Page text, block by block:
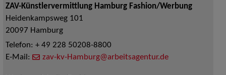
ZAV-Künstlervermittlung Hamburg Fashion/Werbung
Heidenkampsweg 101
20097 Hamburg
Telefon: + 49 228 50208-8800
E-Mail:
zav-kv-Hamburg@arbeitsagentur.de